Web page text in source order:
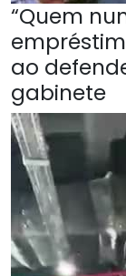
“Quem
ao
gabinete